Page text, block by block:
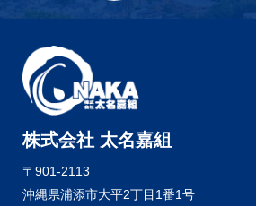
株式会社 太名嘉組
〒901-2113
沖縄県浦添市大平2丁目1番1号